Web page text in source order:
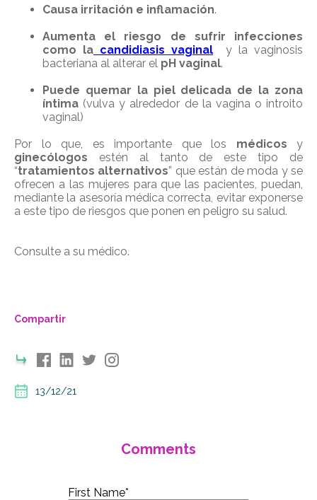
Causa irritación e inflamación.
Aumenta el riesgo de sufrir infecciones
como la candidiasis vaginal y la vaginosis
bacteriana al alterar el pH vaginal.
Puede quemar la piel delicada de la zona
íntima (vulva y alrededor de la vagina o introito
vaginal)
Por lo que, es importante que los médicos y
ginecólogos estén al tanto de este tipo de
“tratamientos alternativos” que están de moda y se
ofrecen a las mujeres para que las pacientes, puedan,
mediante la asesoría médica correcta, evitar exponerse
a este tipo de riesgos que ponen en peligro su salud.
Consulte a su médico.
Compartir
13/12/21
Comments
First Name*